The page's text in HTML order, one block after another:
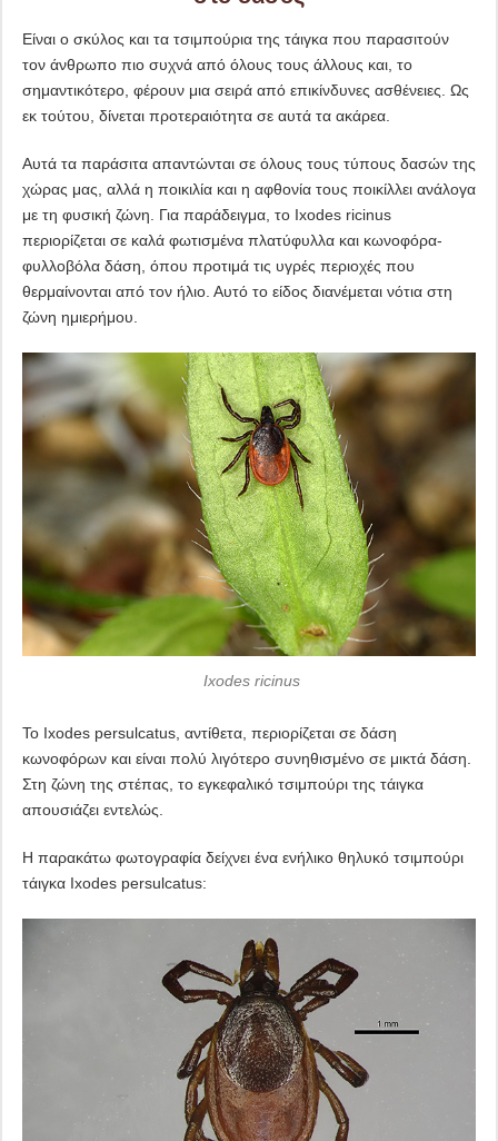
Είναι ο σκύλος και τα τσιμπούρια της τάιγκα που παρασιτούν
τον άνθρωπο πιο συχνά από όλους τους άλλους και, το
σημαντικότερο, φέρουν μια σειρά από επικίνδυνες ασθένειες. Ως
εκ τούτου, δίνεται προτεραιότητα σε αυτά τα ακάρεα.
Αυτά τα παράσιτα απαντώνται σε όλους τους τύπους δασών της
χώρας μας, αλλά η ποικιλία και η αφθονία τους ποικίλλει ανάλογα
με τη φυσική ζώνη. Για παράδειγμα, το Ixodes ricinus
περιορίζεται σε καλά φωτισμένα πλατύφυλλα και κωνοφόρα-
φυλλοβόλα δάση, όπου προτιμά τις υγρές περιοχές που
θερμαίνονται από τον ήλιο. Αυτό το είδος διανέμεται νότια στη
ζώνη ημιερήμου.
Ixodes ricinus
Το Ixodes persulcatus, αντίθετα, περιορίζεται σε δάση
κωνοφόρων και είναι πολύ λιγότερο συνηθισμένο σε μικτά δάση.
Στη ζώνη της στέπας, το εγκεφαλικό τσιμπούρι της τάιγκα
απουσιάζει εντελώς.
Η παρακάτω φωτογραφία δείχνει ένα ενήλικο θηλυκό τσιμπούρι
τάιγκα Ixodes persulcatus: